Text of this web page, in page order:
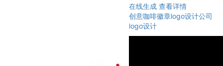
在线生成 查看详情
创意咖啡徽章logo设计公司
logo设计